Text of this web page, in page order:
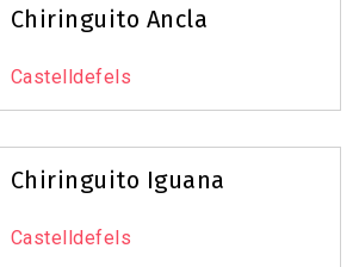
Chiringuito Ancla
Castelldefels
Chiringuito Iguana
Castelldefels